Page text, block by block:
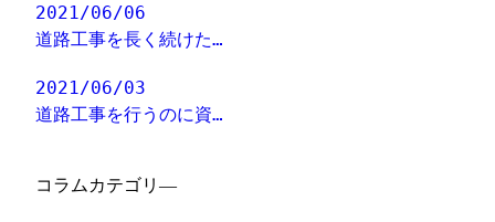
2021/06/06
道路工事を長く続けた…
2021/06/03
道路工事を行うのに資…
コラムカテゴリ―